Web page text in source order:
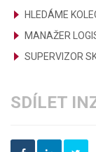
HLEDÁME
MANAŽER
SUPERVIZOR
SDÍLET